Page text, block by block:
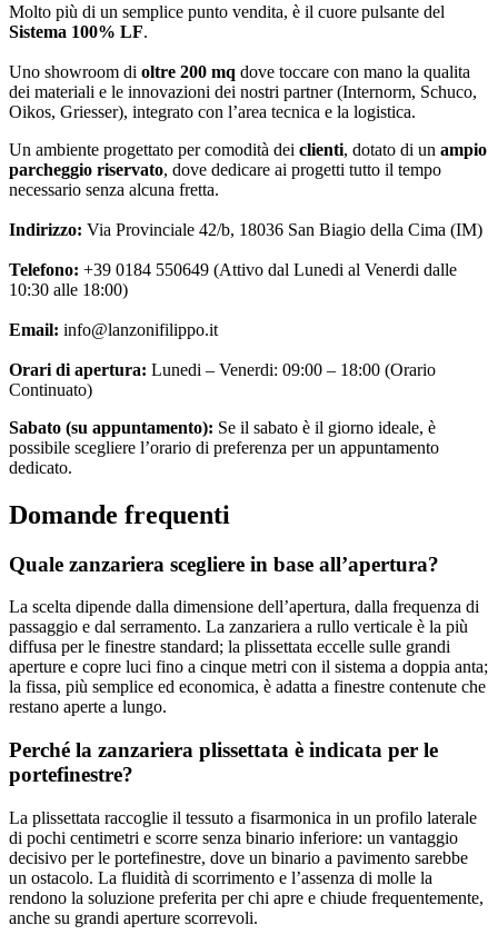
Molto più di un semplice punto vendita, è il cuore pulsante del
Sistema 100% LF.
Uno showroom di oltre 200 mq dove toccare con mano la qualita
dei materiali e le innovazioni dei nostri partner (Internorm, Schuco,
Oikos, Griesser), integrato con l’area tecnica e la logistica.
Un ambiente progettato per comodità dei clienti, dotato di un ampio
parcheggio riservato, dove dedicare ai progetti tutto il tempo
necessario senza alcuna fretta.
Indirizzo: Via Provinciale 42/b, 18036 San Biagio della Cima (IM)
Telefono: +39 0184 550649 (Attivo dal Lunedi al Venerdi dalle
10:30 alle 18:00)
Email: info@lanzonifilippo.it
Orari di apertura: Lunedi – Venerdi: 09:00 – 18:00 (Orario
Continuato)
Sabato (su appuntamento): Se il sabato è il giorno ideale, è
possibile scegliere l’orario di preferenza per un appuntamento
dedicato.
Domande frequenti
Quale zanzariera scegliere in base all’apertura?
La scelta dipende dalla dimensione dell’apertura, dalla frequenza di
passaggio e dal serramento. La zanzariera a rullo verticale è la più
diffusa per le finestre standard; la plissettata eccelle sulle grandi
aperture e copre luci fino a cinque metri con il sistema a doppia anta;
la fissa, più semplice ed economica, è adatta a finestre contenute che
restano aperte a lungo.
Perché la zanzariera plissettata è indicata per le
portefinestre?
La plissettata raccoglie il tessuto a fisarmonica in un profilo laterale
di pochi centimetri e scorre senza binario inferiore: un vantaggio
decisivo per le portefinestre, dove un binario a pavimento sarebbe
un ostacolo. La fluidità di scorrimento e l’assenza di molle la
rendono la soluzione preferita per chi apre e chiude frequentemente,
anche su grandi aperture scorrevoli.